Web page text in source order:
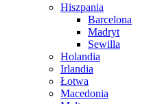
Hiszpania
Barcelona
Madryt
Sewilla
Holandia
Irlandia
Łotwa
Macedonia